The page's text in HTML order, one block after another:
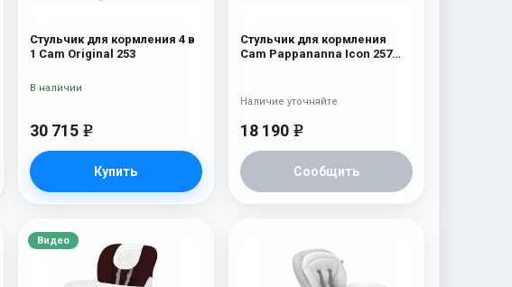
Стульчик для кормления 4 в
1 Cam Original 253
30 715 e
Купить
В наличии
Стульчик для кормления
Cam Pappananna Icon 257
18 190 e
Сообщить
Наличие уточняйте
Видео